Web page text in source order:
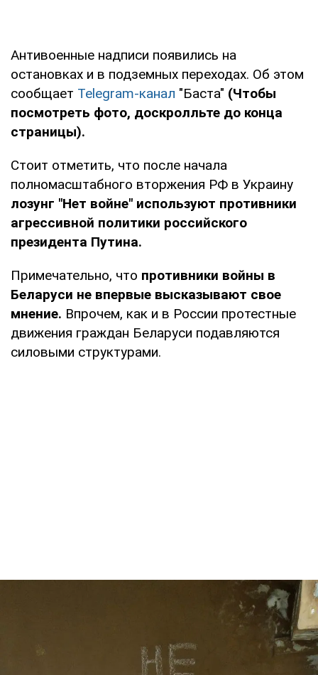
Антивоенные надписи появились на
остановках и в подземных переходах. Об этом
сообщает Telegram-канал "Баста" (Чтобы
посмотреть фото, доскролльте до конца
страницы).
Стоит отметить, что после начала
полномасштабного вторжения РФ в Украину
лозунг "Нет войне" используют противники
агрессивной политики российского
президента Путина.
Примечательно, что противники войны в
Беларуси не впервые высказывают свое
мнение. Впрочем, как и в России протестные
движения граждан Беларуси подавляются
силовыми структурами.